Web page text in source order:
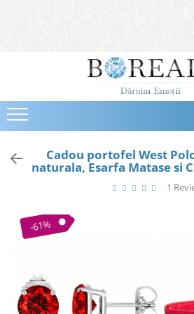
Bijuterii
Cercei
Bratari
Coliere
Seturi
Destinatari
Bijuterii Mirese
Selectii
Cadou portofel West
naturala, Esarfa Matase si
1
-61%